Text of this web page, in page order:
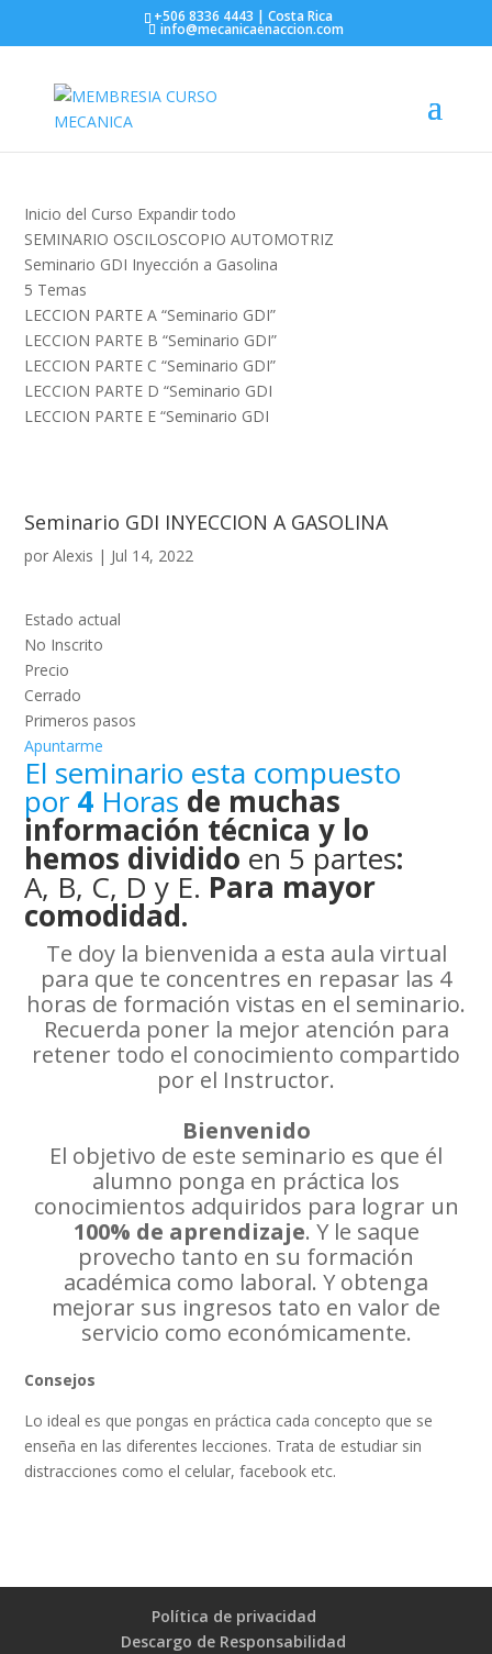
https://mecanicaenaccion.com/+506 8336 4443 | Costa Rica
info@mecanicaenaccion.com
Inicio del Curso Expandir todo
SEMINARIO OSCILOSCOPIO AUTOMOTRIZ
Seminario GDI Inyección a Gasolina
5 Temas
LECCION PARTE A “Seminario GDI”
LECCION PARTE B “Seminario GDI”
LECCION PARTE C “Seminario GDI”
LECCION PARTE D “Seminario GDI
LECCION PARTE E “Seminario GDI
Seminario GDI INYECCION A GASOLINA
porAlexis | Jul 14, 2022
Estado actual
No Inscrito
Precio
Cerrado
Primeros pasos
Apuntarme
El seminario esta compuesto
por 4 Horas de muchas
información técnica y lo
hemos dividido en 5 partes:
A, B, C, D y E. Para mayor
comodidad.
Te doy la bienvenida a esta aula virtual
para que te concentres en repasar las 4
horas de formación vistas en el seminario.
Recuerda poner la mejor atención para
retener todo el conocimiento compartido
por el Instructor.
Bienvenido
El objetivo de este seminario es que él
alumno ponga en práctica los
conocimientos adquiridos para lograr un
100% de aprendizaje. Y le saque
provecho tanto en su formación
académica como laboral. Y obtenga
mejorar sus ingresos tato en valor de
servicio como económicamente.
Consejos
Lo ideal es que pongas en práctica cada concepto que se
enseña en las diferentes lecciones. Trata de estudiar sin
distracciones como el celular, facebook etc.
Política de privacidad
Descargo de Responsabilidad